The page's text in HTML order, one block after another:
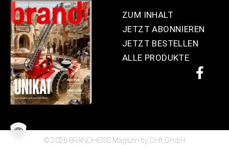
ZUM INHALT
JETZT ABONNIEREN
JETZT BESTELLEN
ALLE PRODUKTE
© 2026 BRANDHEISS Magazin by Drift GmbH